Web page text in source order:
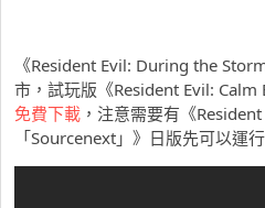
《Resident Evil: During the
市，試玩版《Resident Evil:
免費下載 ，注意需要有《
「Sourcenext」》日版先可以運